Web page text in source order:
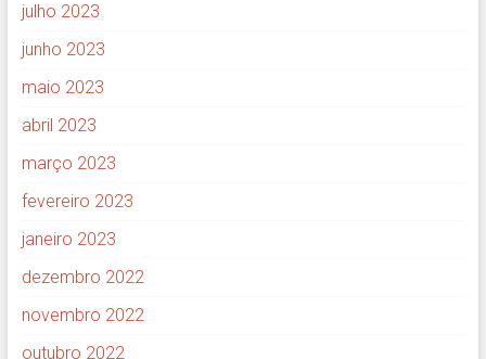
julho 2023
junho 2023
maio 2023
abril 2023
março 2023
fevereiro 2023
janeiro 2023
dezembro 2022
novembro 2022
outubro 2022